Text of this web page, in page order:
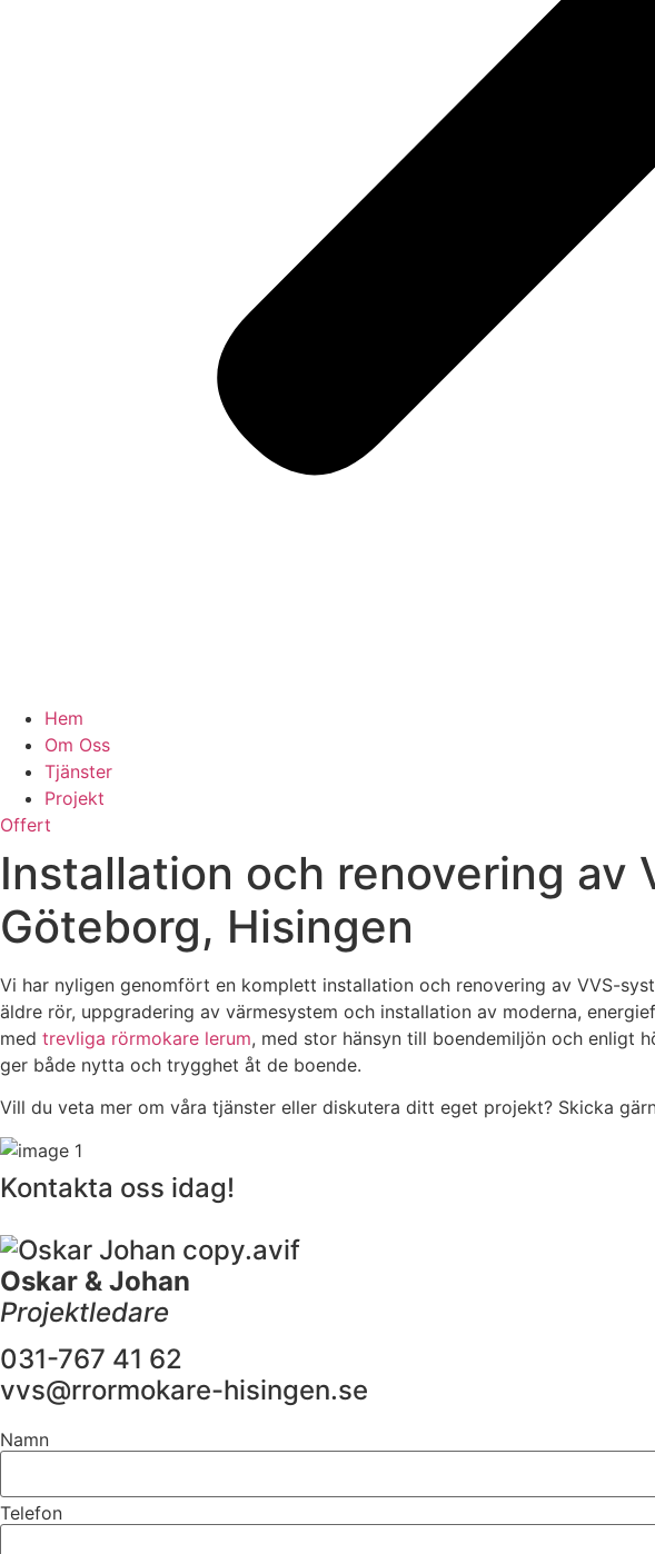
Hem
Om Oss
Tjänster
Projekt
Offert
Installation och renovering av
Göteborg, Hisingen
Vi har nyligen genomfört en komplett installation och renovering av VVS-
äldre rör, uppgradering av värmesystem och installation av moderna,
med trevliga rörmokare lerum, med stor hänsyn till boendemiljön och enligt
ger både nytta och trygghet åt de boende.
Vill du veta mer om våra tjänster eller diskutera ditt eget projekt? Skicka
Kontakta oss idag!
Oskar & Johan
Projektledare
031-767 41 62
vvs@rrormokare-hisingen.se
Namn
Telefon